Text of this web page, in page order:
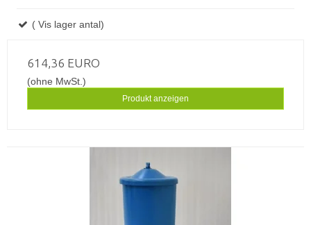
( Vis lager antal)
614,36 EURO
(ohne MwSt.)
Produkt anzeigen